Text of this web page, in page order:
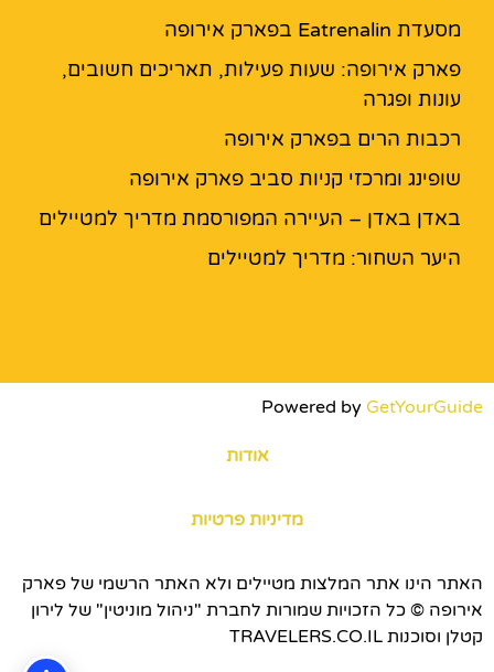
מסעדת Eatrenalin בפארק אירופה
פארק אירופה: שעות פעילות, תאריכים חשובים,
עונות ופגרה
רכבות הרים בפארק אירופה
שופינג ומרכזי קניות סביב פארק אירופה
באדן באדן – העיירה המפורסמת מדריך למטיילים
היער השחור: מדריך למטיילים
Powered by GetYourGuide
אודות
מדיניות פרטיות
האתר הינו אתר המלצות מטיילים ולא האתר הרשמי של פארק
אירופה © כל הזכויות שמורות לחברת "ניהול מוניטין" של לירון
קטלן וסוכנות TRAVELERS.CO.IL